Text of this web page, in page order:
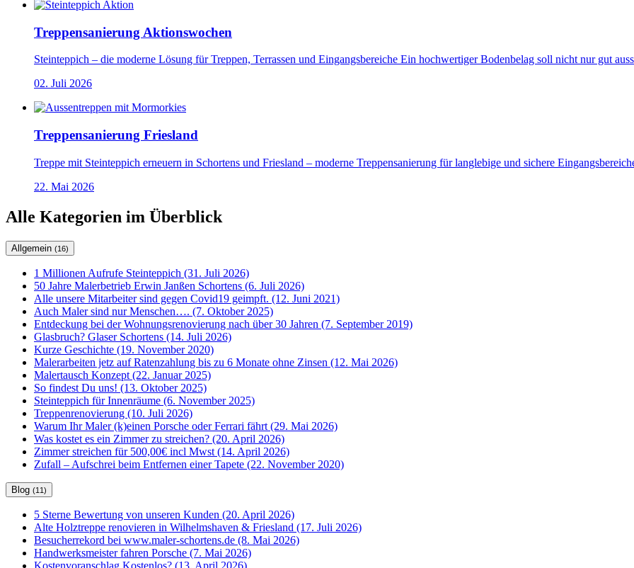
Treppensanierung Aktionswochen
Steinteppich – die moderne Lösung für Treppen, Terrassen und Eingangsbereiche Ein hochwertiger Bodenbelag soll nicht nur gut
02. Juli 2026
Treppensanierung Friesland
Treppe mit Steinteppich erneuern in Schortens und Friesland – moderne Treppensanierung für langlebige und sichere
22. Mai 2026
Alle Kategorien im Überblick
Allgemein (16)
1 Millionen Aufrufe Steinteppich (31. Juli 2026)
50 Jahre Malerbetrieb Erwin Janßen Schortens (6. Juli 2026)
Alle unsere Mitarbeiter sind gegen Covid19 geimpft. (12. Juni 2021)
Auch Maler sind nur Menschen…. (7. Oktober 2025)
Entdeckung bei der Wohnungsrenovierung nach über 30 Jahren (7. September 2019)
Glasbruch? Glaser Schortens (14. Juli 2026)
Kurze Geschichte (19. November 2020)
Malerarbeiten jetz auf Ratenzahlung bis zu 6 Monate ohne Zinsen (12. Mai 2026)
Malertausch Konzept (22. Januar 2025)
So findest Du uns! (13. Oktober 2025)
Steinteppich für Innenräume (6. November 2025)
Treppenrenovierung (10. Juli 2026)
Warum Ihr Maler (k)einen Porsche oder Ferrari fährt (29. Mai 2026)
Was kostet es ein Zimmer zu streichen? (20. April 2026)
Zimmer streichen für 500,00€ incl Mwst (14. April 2026)
Zufall – Aufschrei beim Entfernen einer Tapete (22. November 2020)
Blog (11)
5 Sterne Bewertung von unseren Kunden (20. April 2026)
Alte Holztreppe renovieren in Wilhelmshaven & Friesland (17. Juli 2026)
Besucherrekord bei www.maler-schortens.de (8. Mai 2026)
Handwerksmeister fahren Porsche (7. Mai 2026)
Kostenvoranschlag Kostenlos? (13. April 2026)